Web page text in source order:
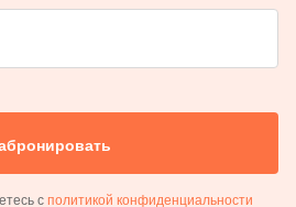
с политикой конфиденциальности